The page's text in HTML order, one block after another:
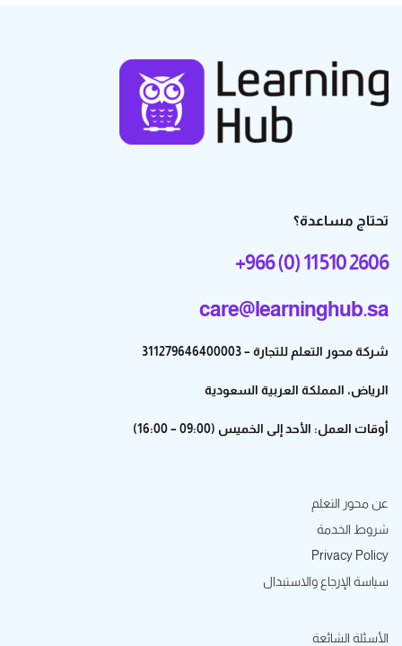
تحتاج مساعدة؟
+966 (0) 11 510 2606
care@learninghub.sa
شركة محور التعلم للتجارة – 311279646400003
الرياض، المملكة العربية السعودية
أوقات العمل: الأحد إلى الخميس (09:00 – 16:00)
عن محور التعلم
شروط الخدمة
Privacy Policy
سياسة الإرجاع والاستبدال
الأسئلة الشائعة